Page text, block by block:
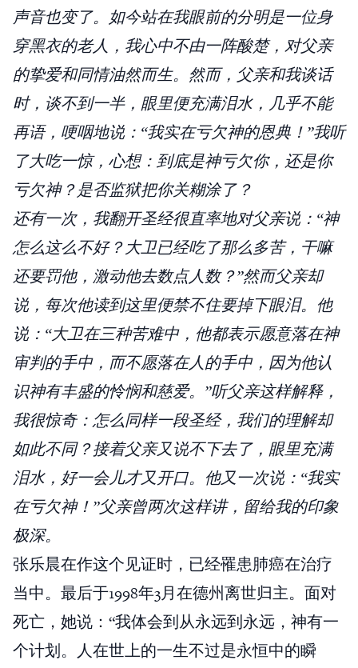
声音也变了。如今站在我眼前的分明是一位身
穿黑衣的老人，我心中不由一阵酸楚，对父亲
的挚爱和同情油然而生。然而，父亲和我谈话
时，谈不到一半，眼里便充满泪水，几乎不能
再语，哽咽地说：“我实在亏欠神的恩典！”我听
了大吃一惊，心想：到底是神亏欠你，还是你
亏欠神？是否监狱把你关糊涂了？
还有一次，我翻开圣经很直率地对父亲说：“神
怎么这么不好？大卫已经吃了那么多苦，干嘛
还要罚他，激动他去数点人数？”然而父亲却
说，每次他读到这里便禁不住要掉下眼泪。他
说：“大卫在三种苦难中，他都表示愿意落在神
审判的手中，而不愿落在人的手中，因为他认
识神有丰盛的怜悯和慈爱。”听父亲这样解释，
我很惊奇：怎么同样一段圣经，我们的理解却
如此不同？接着父亲又说不下去了，眼里充满
泪水，好一会儿才又开口。他又一次说：“我实
在亏欠神！”父亲曾两次这样讲，留给我的印象
极深。
张乐晨在作这个见证时，已经罹患肺癌在治疗
当中。最后于1998年3月在德州离世归主。面对
死亡，她说：“我体会到从永远到永远，神有一
个计划。人在世上的一生不过是永恒中的瞬